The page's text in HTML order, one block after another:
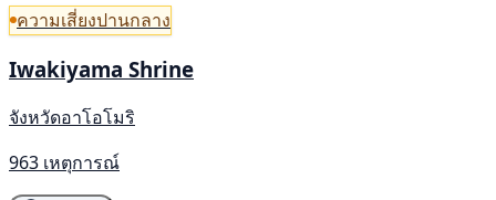
ความเสี่ยงปานกลาง
Iwakiyama Shrine
จังหวัดอาโอโมริ
963 เหตุการณ์